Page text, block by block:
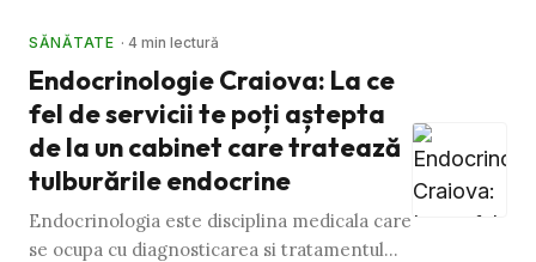
SĂNĂTATE · 4 min lectură
Endocrinologie Craiova: La ce
fel de servicii te poți aștepta
de la un cabinet care tratează
tulburările endocrine
Endocrinologia este disciplina medicala care
se ocupa cu diagnosticarea si tratamentul